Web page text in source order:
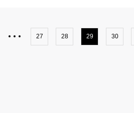
27 28 29 30